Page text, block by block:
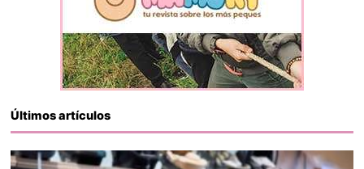
Últimos artículos